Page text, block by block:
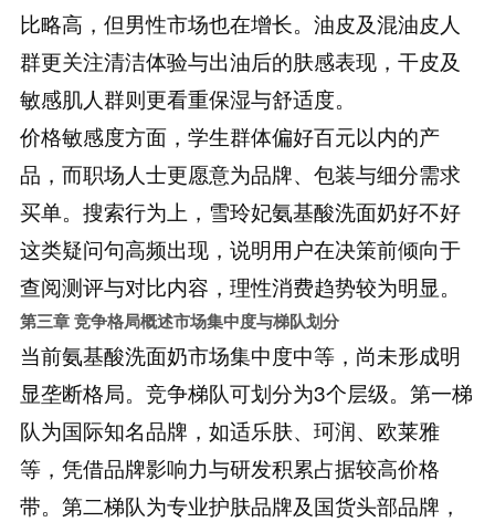
比略高，但男性市场也在增长。油皮及混油皮人
群更关注清洁体验与出油后的肤感表现，干皮及
敏感肌人群则更看重保湿与舒适度。
价格敏感度方面，学生群体偏好百元以内的产
品，而职场人士更愿意为品牌、包装与细分需求
买单。搜索行为上，雪玲妃氨基酸洗面奶好不好
这类疑问句高频出现，说明用户在决策前倾向于
查阅测评与对比内容，理性消费趋势较为明显。
第三章 竞争格局概述市场集中度与梯队划分
当前氨基酸洗面奶市场集中度中等，尚未形成明
显垄断格局。竞争梯队可划分为3个层级。第一梯
队为国际知名品牌，如适乐肤、珂润、欧莱雅
等，凭借品牌影响力与研发积累占据较高价格
带。第二梯队为专业护肤品牌及国货头部品牌，